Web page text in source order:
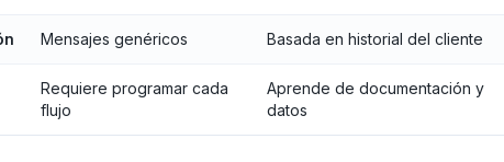
Mensajes genéricos Basada en historial del cliente
Requiere programar cada
flujo
Aprende de documentación y
datos